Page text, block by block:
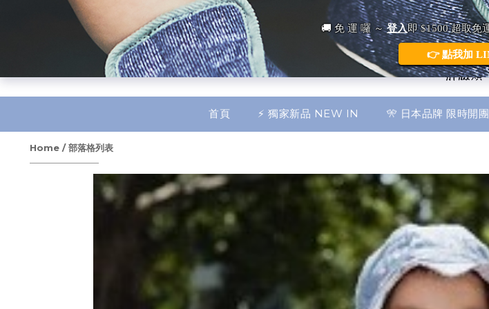
繁體中文
首頁 ⚡ 獨家新品 NEW IN 🎌 日本品牌 限時開團
Home /部落格列表